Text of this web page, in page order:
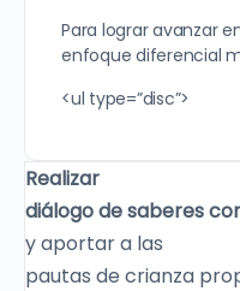
Para lograr avanzar
enfoque diferencial
<ul type=”disc”>
Realizar
diálogo de saberes
y aportar a las
pautas de crianza